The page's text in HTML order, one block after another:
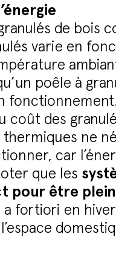
de bois
varie en
poêle à
des
ne
car
que les
pour être
fortiori en